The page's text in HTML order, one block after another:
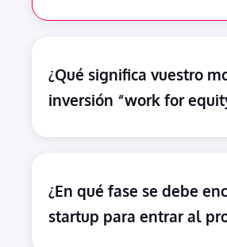
¿Qué significa vuestro
inversión “work for
¿En qué fase se debe
startup para entrar al